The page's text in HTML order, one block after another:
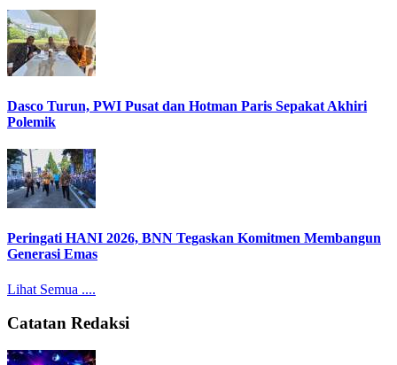
Dasco Turun, PWI Pusat dan Hotman Paris Sepakat Akhiri
Polemik
Peringati HANI 2026, BNN Tegaskan Komitmen Membangun
Generasi Emas
Lihat Semua ....
Catatan Redaksi